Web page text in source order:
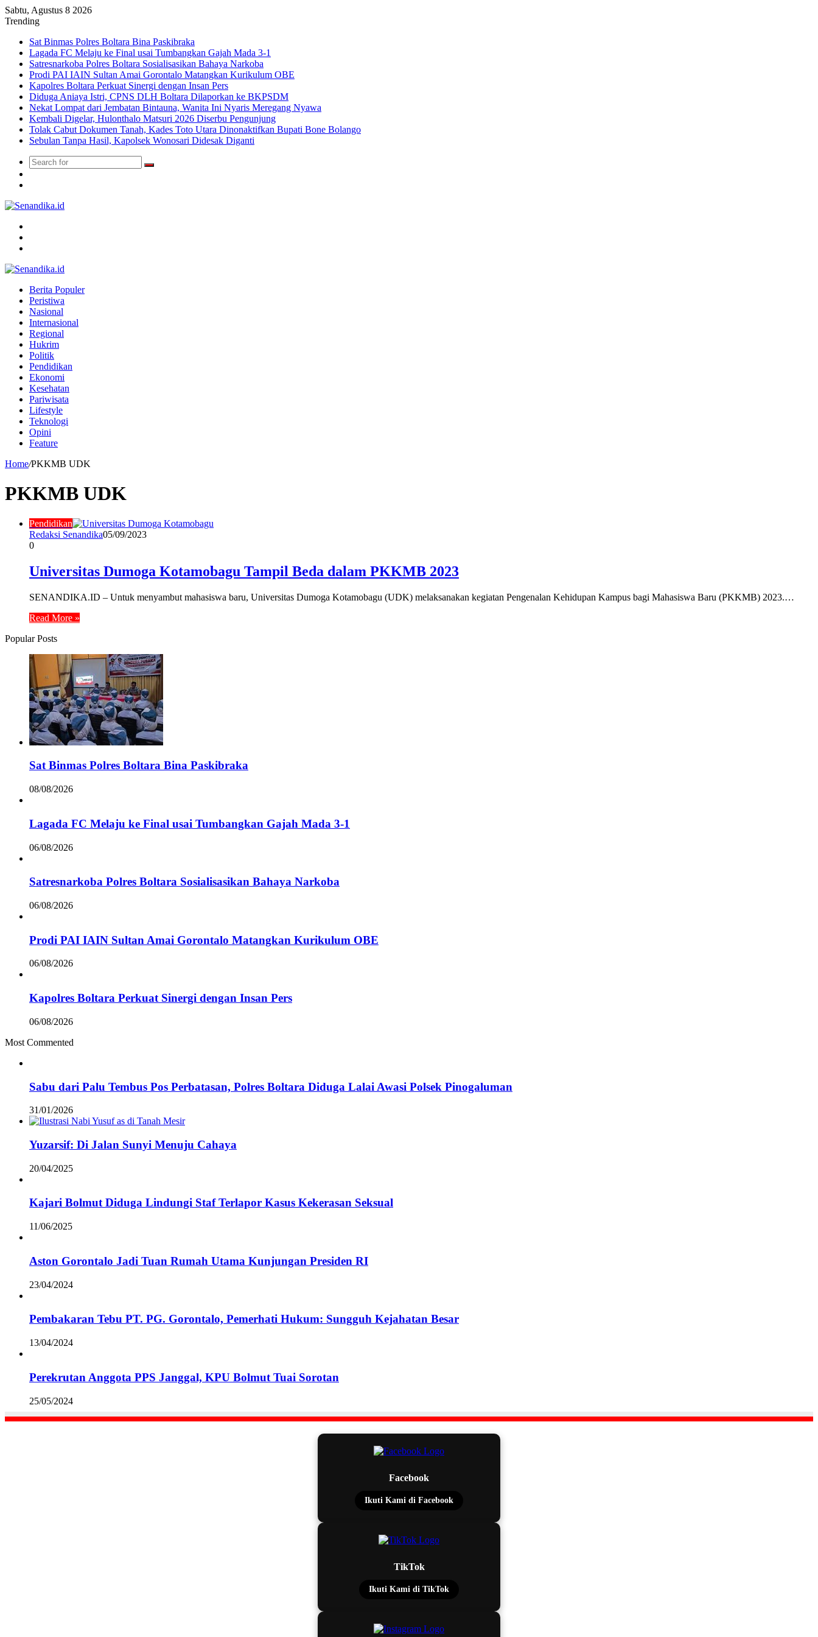
Sabtu, Agustus 8 2026
Trending
Sat Binmas Polres Boltara Bina Paskibraka
Lagada FC Melaju ke Final usai Tumbangkan Gajah Mada 3-1
Satresnarkoba Polres Boltara Sosialisasikan Bahaya Narkoba
Prodi PAI IAIN Sultan Amai Gorontalo Matangkan Kurikulum OBE
Kapolres Boltara Perkuat Sinergi dengan Insan Pers
Diduga Aniaya Istri, CPNS DLH Boltara Dilaporkan ke BKPSDM
Nekat Lompat dari Jembatan Bintauna, Wanita Ini Nyaris Meregang Nyawa
Kembali Digelar, Hulonthalo Matsuri 2026 Diserbu Pengunjung
Tolak Cabut Dokumen Tanah, Kades Toto Utara Dinonaktifkan Bupati Bone Bolango
Sebulan Tanpa Hasil, Kapolsek Wonosari Didesak Diganti
Search
Berita Populer
Peristiwa
Nasional
Internasional
Regional
Hukrim
Politik
Pendidikan
Ekonomi
Kesehatan
Pariwisata
Lifestyle
Teknologi
Opini
Feature
Home/PKKMB UDK
PKKMB UDK
Pendidikan
Redaksi Senandika05/09/2023
0
Universitas Dumoga Kotamobagu Tampil Beda dalam PKKMB 2023
SENANDIKA.ID – Untuk menyambut mahasiswa baru, Universitas Dumoga Kotamobagu (UDK) melaksanakan kegiatan Pengenalan Kehidupan Kampus bagi Mahasiswa Baru (PKKMB) 2023.…
Read More »
Popular Posts
Sat Binmas Polres Boltara Bina Paskibraka
08/08/2026
Lagada FC Melaju ke Final usai Tumbangkan Gajah Mada 3-1
06/08/2026
Satresnarkoba Polres Boltara Sosialisasikan Bahaya Narkoba
06/08/2026
Prodi PAI IAIN Sultan Amai Gorontalo Matangkan Kurikulum OBE
06/08/2026
Kapolres Boltara Perkuat Sinergi dengan Insan Pers
06/08/2026
Most Commented
Sabu dari Palu Tembus Pos Perbatasan, Polres Boltara Diduga Lalai Awasi Polsek Pinogaluman
31/01/2026
Yuzarsif: Di Jalan Sunyi Menuju Cahaya
20/04/2025
Kajari Bolmut Diduga Lindungi Staf Terlapor Kasus Kekerasan Seksual
11/06/2025
Aston Gorontalo Jadi Tuan Rumah Utama Kunjungan Presiden RI
23/04/2024
Pembakaran Tebu PT. PG. Gorontalo, Pemerhati Hukum: Sungguh Kejahatan Besar
13/04/2024
Perekrutan Anggota PPS Janggal, KPU Bolmut Tuai Sorotan
25/05/2024
Facebook
Ikuti Kami di Facebook
TikTok
Ikuti Kami di TikTok